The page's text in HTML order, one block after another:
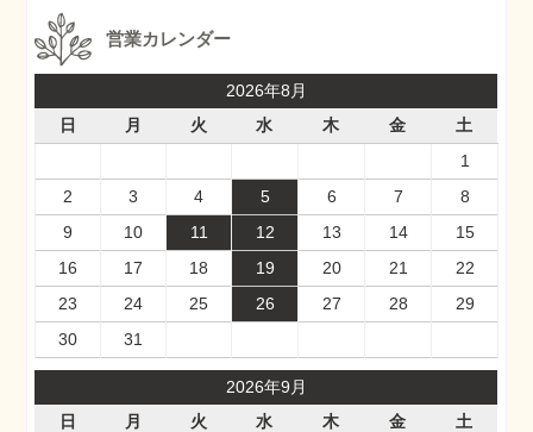
営業カレンダー
2026年8月
日
月 火 水 木 金
土
1
2
3 4 5 6 7
8
9
10 11 12 13 14
15
16
17 18 19 20 21
22
23
24 25 26 27 28
29
30
31
2026年9月
日
月 火 水 木 金
土